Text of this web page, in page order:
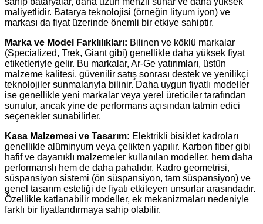
maliyetlidir. Batarya teknolojisi (örneğin lityum iyon) ve
markası da fiyat üzerinde önemli bir etkiye sahiptir.
Marka ve Model Farklılıkları: Bilinen ve köklü markalar
(Specialized, Trek, Giant gibi) genellikle daha yüksek fiyat
etiketleriyle gelir. Bu markalar, Ar-Ge yatırımları, üstün
malzeme kalitesi, güvenilir satış sonrası destek ve yenilikçi
teknolojiler sunmalarıyla bilinir. Daha uygun fiyatlı modeller
ise genellikle yeni markalar veya yerel üreticiler tarafından
sunulur, ancak yine de performans açısından tatmin edici
seçenekler sunabilirler.
Kasa Malzemesi ve Tasarım: Elektrikli bisiklet kadroları
genellikle alüminyum veya çelikten yapılır. Karbon fiber gibi
hafif ve dayanıklı malzemeler kullanılan modeller, hem daha
performanslı hem de daha pahalıdır. Kadro geometrisi,
süspansiyon sistemi (ön süspansiyon, tam süspansiyon) ve
genel tasarım estetiği de fiyatı etkileyen unsurlar arasındadır.
Özellikle katlanabilir modeller, ek mekanizmaları nedeniyle
farklı bir fiyatlandırmaya sahip olabilir.